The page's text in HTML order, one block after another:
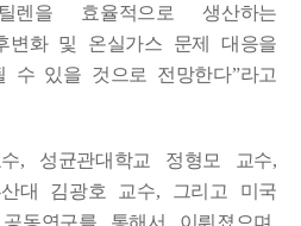
렌을 효율적으로 생산하는
변화 및 온실가스 문제 대응을
수 있을 것으로 전망한다”라고
, 성균관대학교 정형모 교수,
산대 김광호 교수,
그리고 미국
동연구를 통해서 이뤄졌으며